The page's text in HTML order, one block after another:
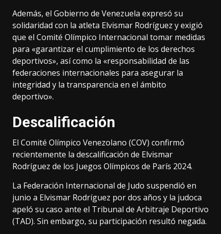
Además, el Gobierno de Venezuela expresó su
solidaridad con la atleta Elvismar Rodríguez y exigió
que el Comité Olímpico Internacional tomar medidas
para «garantizar el cumplimiento de los derechos
deportivos», así como la «responsabilidad de las
federaciones internacionales para asegurar la
integridad y la transparencia en el ámbito
deportivo».
Descalificación
El Comité Olímpico Venezolano (COV) confirmó
recientemente la descalificación de Elvismar
Rodríguez de los Juegos Olímpicos de París 2024.
La Federación Internacional de Judo suspendió en
junio a Elvismar Rodríguez por dos años y la judoca
apeló su caso ante el Tribunal de Arbitraje Deportivo
(TAD). Sin embargo, su participación resultó negada.